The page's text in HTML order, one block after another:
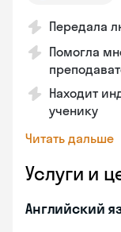
Передала
Помогла
Находит
ученику
Читать дальше
Услуги и
Английский